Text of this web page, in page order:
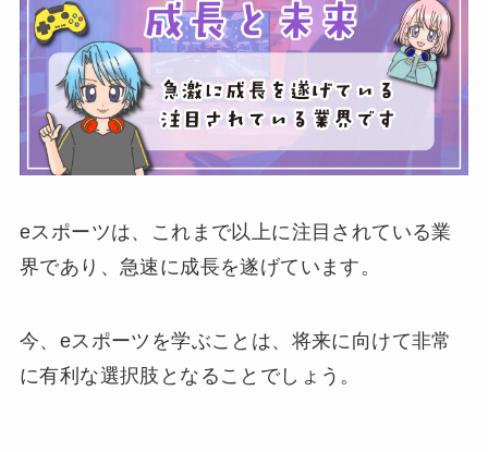
eスポーツは、これまで以上に注目されている業
界であり、急速に成長を遂げています。
今、eスポーツを学ぶことは、将来に向けて非常
に有利な選択肢となることでしょう。